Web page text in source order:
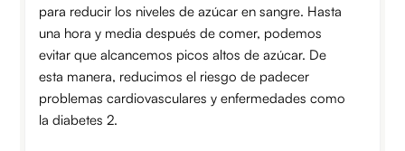
para reducir los niveles de azúcar en sangre. Hasta
una hora y media después de comer, podemos
evitar que alcancemos picos altos de azúcar. De
esta manera, reducimos el riesgo de padecer
problemas cardiovasculares y enfermedades como
la diabetes 2.